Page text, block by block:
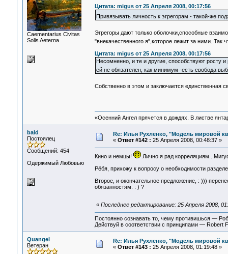
Сaementarius Civitas
Solis Aeterna
Цитата: migus от 25 Апреля 2008, 00:17:56
Привязывать личность к эгрегорам - такой-же
Эгрегоры дают только оболочки,способные
"внекачественного я",которое лежит за ними.
Цитата: migus от 25 Апреля 2008, 00:17:56
Несомненно, и те и другие, способствуют росту
ей не обязателен, как минимум -есть свобода
Собственно в этом и заключается единственная
«Осенний Ангел прячется в дождях. В листве
bald
Постоялец
Сообщений: 454
Одержимый Любовью
Re: Илья Рухленко, "Модель мировой
« Ответ #142 : 25 Апреля 2008, 00:48:37 »
Кино и немцы!
Лично я рад корреляциям..
Рёбя, прихожу к вопросу о необходимости
Второе, и окончательное предложение, : )))
обязанностям. : ) ?
« Последнее редактирование: 25 Апреля 2008,
Постоянно сознавать то, чему противишься —
Действуй в соответствии с принципами — Robert
Quangel
Ветеран
Re: Илья Рухленко, "Модель мировой
« Ответ #143 : 25 Апреля 2008, 01:19:48 »